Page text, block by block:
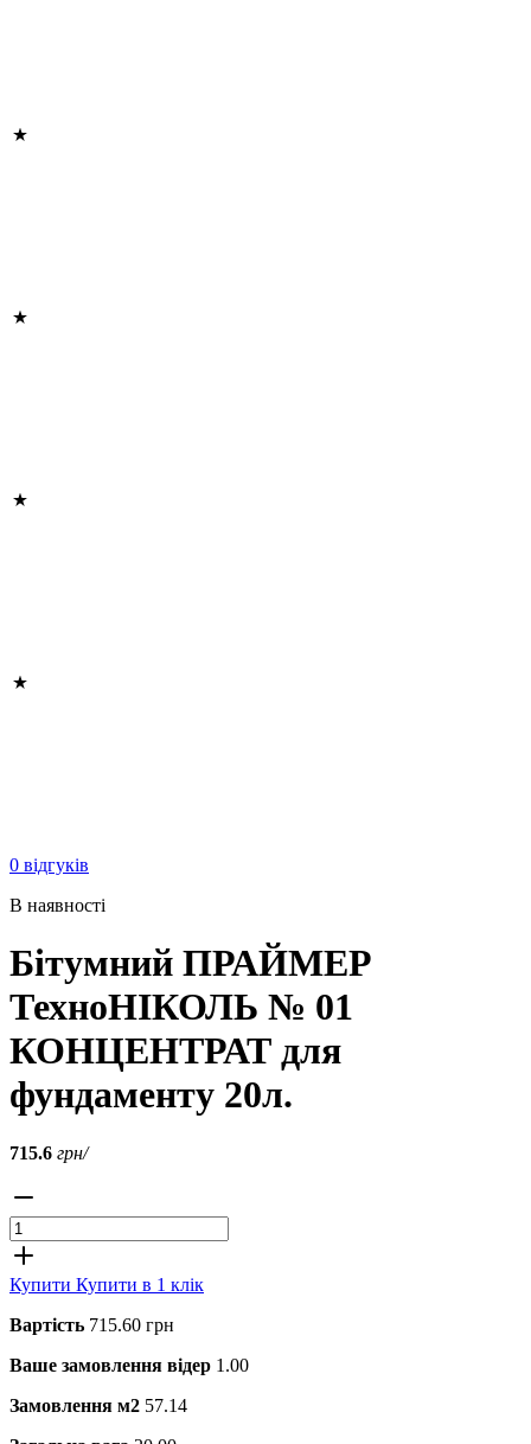
0 відгуків
В наявності
Бітумний ПРАЙМЕР
ТехноНІКОЛЬ № 01
КОНЦЕНТРАТ для
фундаменту 20л.
715.6 грн/
Купити Купити в 1 клік
Вартість 715.60 грн
Ваше замовлення відер 1.00
Замовлення м2 57.14